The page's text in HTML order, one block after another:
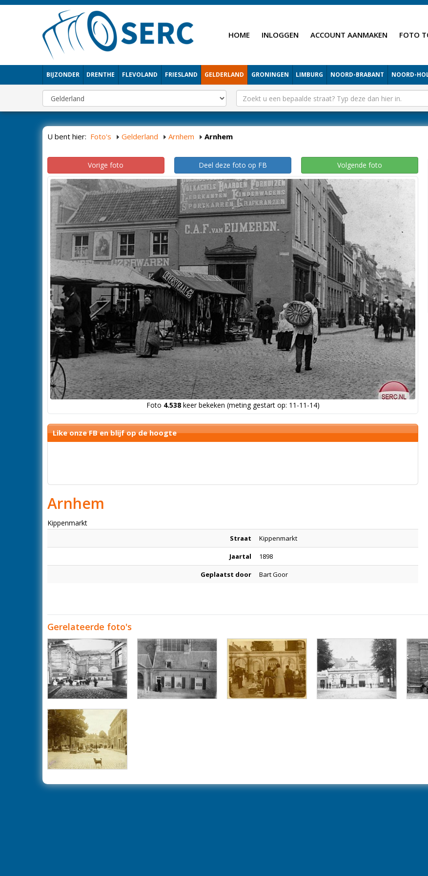
HOME INLOGGEN ACCOUNT AANMAKEN FOTO
BIJZONDER DRENTHE FLEVOLAND FRIESLAND GELDERLAND GRONINGEN LIMBURG NOORD-BRABANT NOORD-
U bent hier: Foto's Gelderland Arnhem Arnhem
Vorige foto Deel deze foto op FB Volgende foto
Foto 4.538keer bekeken (meting gestart op: 11-11-14)
Like onze FB en blijf op de hoogte
Arnhem
Kippenmarkt
Straat Kippenmarkt
Jaartal 1898
Geplaatst door Bart Goor
Gerelateerde foto's